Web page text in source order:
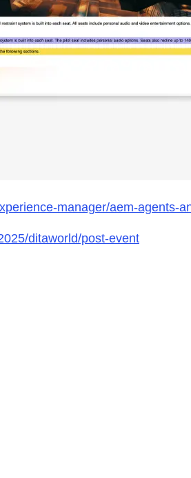
manager/aem-agents-
ditaworld/post-event